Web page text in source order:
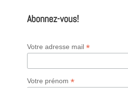
Abonnez-vous!
Votre adresse mail *
Votre prénom *